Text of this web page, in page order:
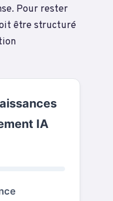
Pour rester
être structuré
IA